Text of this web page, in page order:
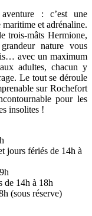
: c’est une
et adrénaline.
trois-mâts Hermione,
nature vous
avec un maximum
adultes, chacun y
Le tout se déroule
sur Rochefort
pour les
insolites !
jours fériés de 14h à
de 14h à 18h
(sous réserve)